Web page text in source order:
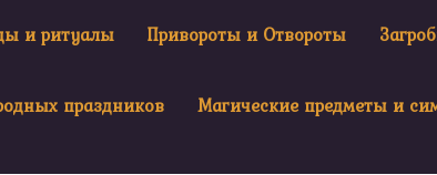
и ритуалы Привороты и Отвороты
праздников Магические предметы и